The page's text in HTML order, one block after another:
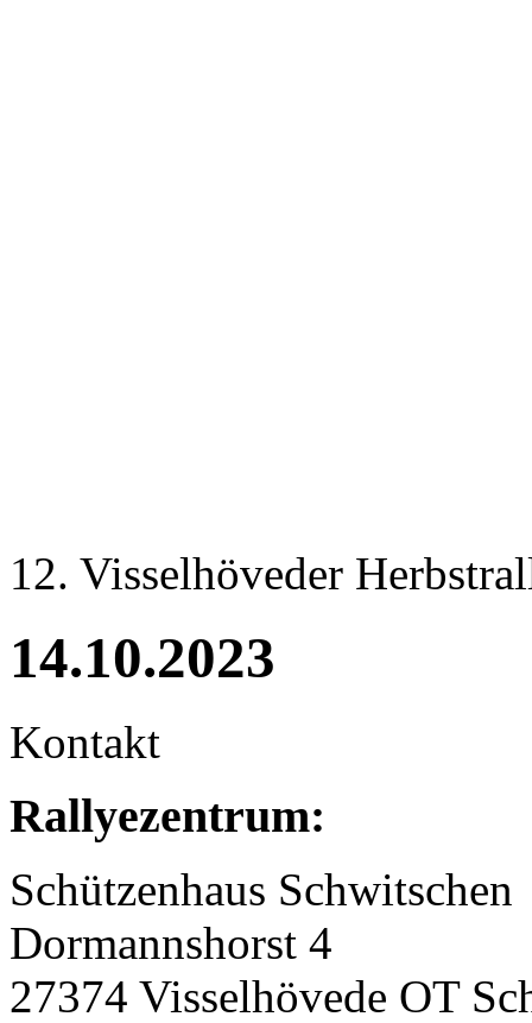
12. Visselhöveder
14.10.2023
Kontakt
Rallyezentrum:
Schützenhaus Schwitschen
Dormannshorst 4
27374 Visselhövede OT